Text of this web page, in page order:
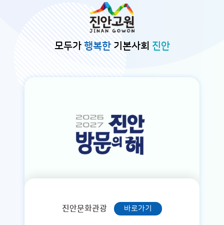
모두가 행복한기본사회 진안
진안문화관광 바로가기